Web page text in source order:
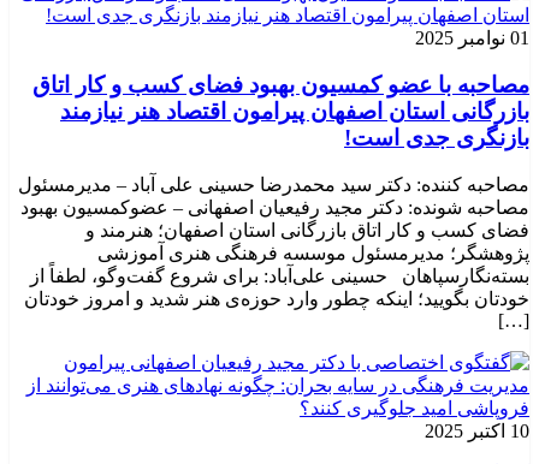
01 نوامبر 2025
مصاحبه با عضو کمسیون بهبود فضای کسب و کار اتاق
بازرگانی استان اصفهان پیرامون اقتصاد هنر نیازمند
بازنگری جدی است!
مصاحبه کننده: دکتر سید محمدرضا حسینی علی آباد – مدیرمسئول
مصاحبه شونده: دکتر مجید رفیعیان اصفهانی – عضوکمسیون بهبود
فضای کسب و کار اتاق بازرگانی استان اصفهان؛ هنرمند و
پژوهشگر؛ ‌مدیرمسئول موسسه فرهنگی هنری آموزشی
بسته‌نگارسپاهان حسینی علی‌آباد: برای شروع گفت‌وگو، لطفاً از
خودتان بگویید؛ اینکه چطور وارد حوزه‌ی هنر شدید و امروز خودتان
[…]
10 اکتبر 2025